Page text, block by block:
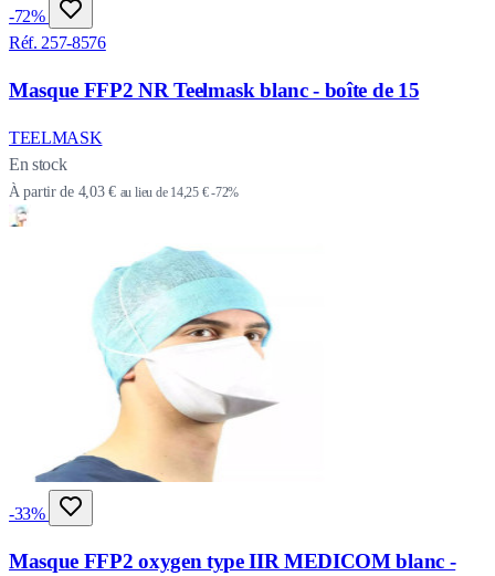
-72%
Réf. 257-8576
Masque FFP2 NR Teelmask blanc - boîte de 15
TEELMASK
En stock
À partir de 4,03 € au lieu de 14,25 €-72%
-33%
Masque FFP2 oxygen type IIR MEDICOM blanc -